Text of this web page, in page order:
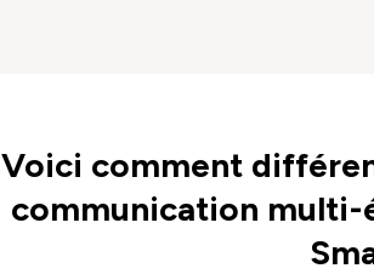
Voici comment
communication multi-